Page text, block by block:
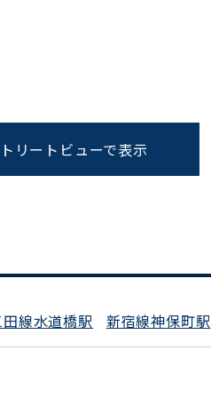
リートビューで表示
田線水道橋駅 新宿線神保町駅